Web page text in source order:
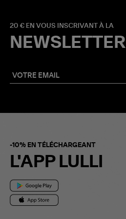
20 € EN VOUS INSCRIVANT À LA
NEWSLETTER
-10% EN TÉLÉCHARGEANT
L'APP LULLI